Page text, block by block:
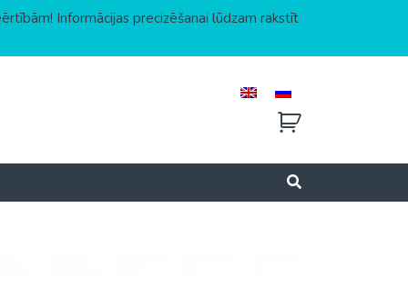
Informācijas precizēšanai lūdzam rakstīt